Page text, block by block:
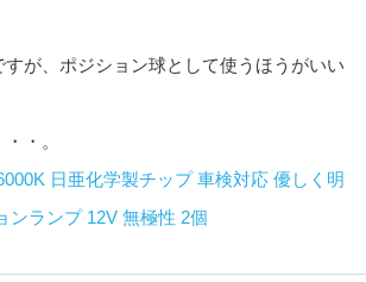
が、ポジション球として使うほうがいい
・。
日亜化学製チップ 車検対応 優しく明
ンランプ 12V 無極性 2個